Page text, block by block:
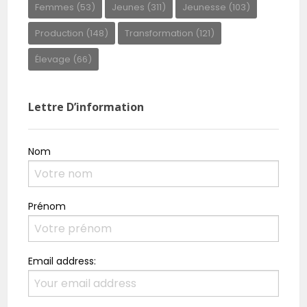
Femmes (53) Jeunes (311) Jeunesse (103)
Production (148) Transformation (121)
Élevage (66)
Lettre D’information
Nom
Prénom
Email address: